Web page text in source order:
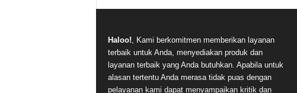
Haloo!, Kami berkomitmen memberikan layanan
terbaik untuk Anda, menyediakan produk dan
layanan terbaik yang Anda butuhkan. Apabila untuk
alasan tertentu Anda merasa tidak puas dengan
pelayanan kami dapat menyampaikan kritik dan